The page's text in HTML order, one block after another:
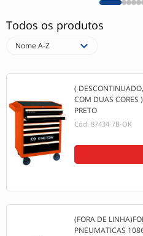
Todos os produtos
Nome A-Z expand_more
(
COM DUAS CORES
PRETO
Cód. 87434-7B-OK
(FORA DE
PNEUMATICAS